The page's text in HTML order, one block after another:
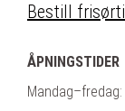
Bestill
ÅPNINGSTIDER